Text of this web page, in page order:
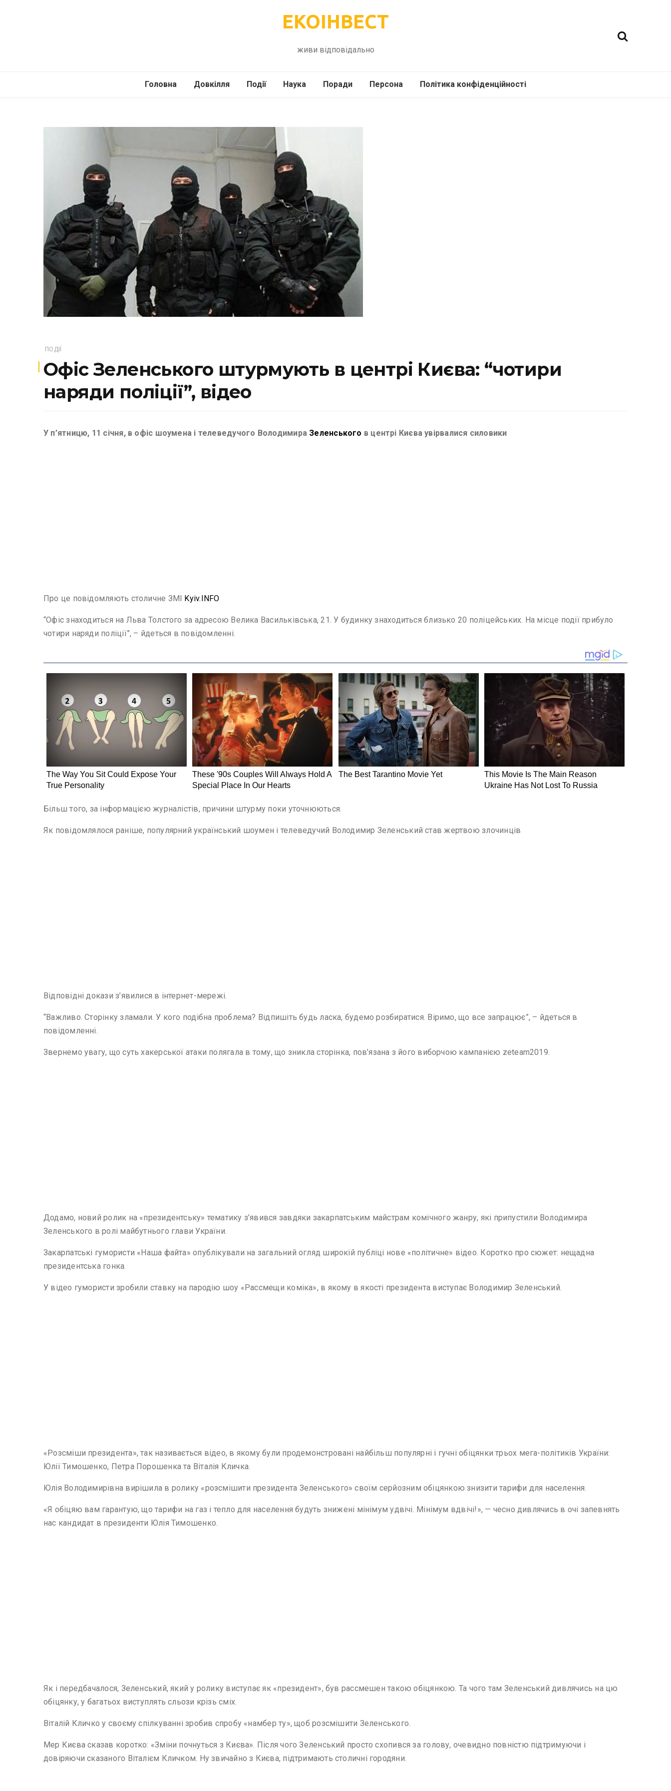
ЕКОІНВЕСТ
живи відповідально
Головна Довкілля
Подорожі
Події
Інше
Наука
Психологія
Технології
Поради
Здоров’я
Персона Політика конфіденційності
ПОДІЇ
Офіс Зеленського штурмують в центрі Києва: “чотири
наряди поліції”, відео
У п’ятницю, 11 січня, в офіс шоумена і телеведучого Володимира Зеленського в центрі Києва увірвалися силовики
Про це повідомляють столичне ЗМІ Kyiv.INFO
“Офіс знаходиться на Льва Толстого за адресою Велика Васильківська, 21. У будинку знаходиться близько 20 поліцейських. На місце події прибуло
чотири наряди поліції”, – йдеться в повідомленні.
Більш того, за інформацією журналістів, причини штурму поки уточнюються.
Як повідомлялося раніше, популярний український шоумен і телеведучий Володимир Зеленський став жертвою злочинців
Відповідні докази з’явилися в інтернет-мережі.
“Важливо. Сторінку зламали. У кого подібна проблема? Відпишіть будь ласка, будемо розбиратися. Віримо, що все запрацює”, – йдеться в
повідомленні.
Звернемо увагу, що суть хакерської атаки полягала в тому, що зникла сторінка, пов’язана з його виборчою кампанією zeteam2019.
Додамо, новий ролик на «президентську» тематику з’явився завдяки закарпатським майстрам комічного жанру, які припустили Володимира
Зеленського в ролі майбутнього глави України.
Закарпатські гумористи «Наша файта» опублікували на загальний огляд широкій публіці нове «політичне» відео. Коротко про сюжет: нещадна
президентська гонка.
У відео гумористи зробили ставку на пародію шоу «Рассмещи коміка», в якому в якості президента виступає Володимир Зеленський.
«Розсміши президента», так називається відео, в якому були продемонстровані найбільш популярні і гучні обіцянки трьох мега-політиків України:
Юлії Тимошенко, Петра Порошенка та Віталія Кличка.
Юлія Володимирівна вирішила в ролику «розсмішити президента Зеленського» своїм серйозним обіцянкою знизити тарифи для населення.
«Я обіцяю вам гарантую, що тарифи на газ і тепло для населення будуть знижені мінімум удвічі. Мінімум вдвічі!», — чесно дивлячись в очі запевнять
нас кандидат в президенти Юлія Тимошенко.
Як і передбачалося, Зеленський, який у ролику виступає як «президент», був рассмешен такою обіцянкою. Та чого там Зеленський дивлячись на цю
обіцянку, у багатьох виступлять сльози крізь сміх.
Віталій Кличко у своєму спілкуванні зробив спробу «намбер ту», щоб розсмішити Зеленського.
Мер Києва сказав коротко: «Зміни почнуться з Києва». Після чого Зеленський просто схопився за голову, очевидно повністю підтримуючи і
довіряючи сказаного Віталієм Кличком. Ну звичайно з Києва, підтримають столичні городяни.